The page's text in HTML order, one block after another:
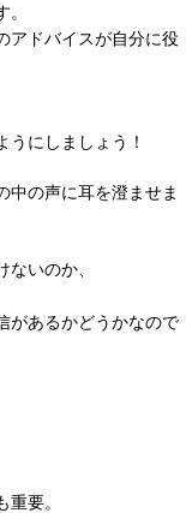
アドバイスが自分に役
うにしましょう！
中の声に耳を澄ませま
いのか、
があるかどうかなので
要。